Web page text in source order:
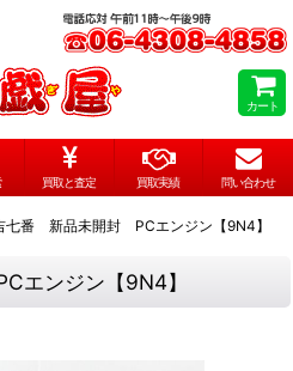
カート
買取と査定 買取実績 問い合わせ
七番 新品未開封 PCエンジン【9N4】
ンジン【9N4】